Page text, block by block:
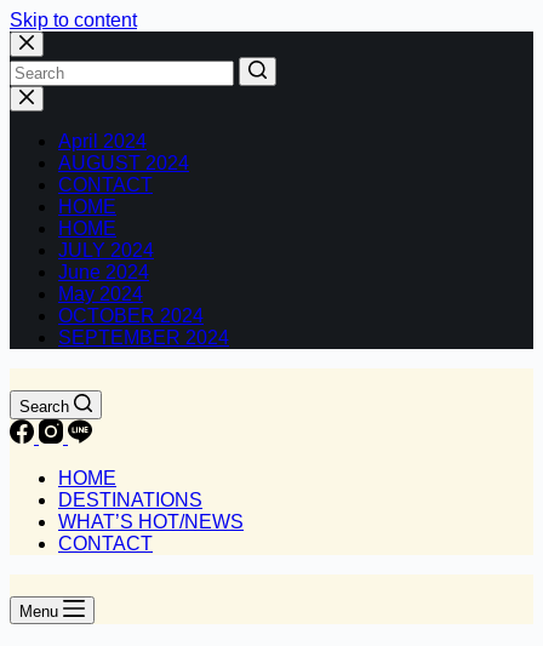
Skip to content
No
results
April 2024
AUGUST 2024
CONTACT
HOME
HOME
JULY 2024
June 2024
May 2024
OCTOBER 2024
SEPTEMBER 2024
Search
HOME
DESTINATIONS
WHAT’S HOT/NEWS
CONTACT
Menu